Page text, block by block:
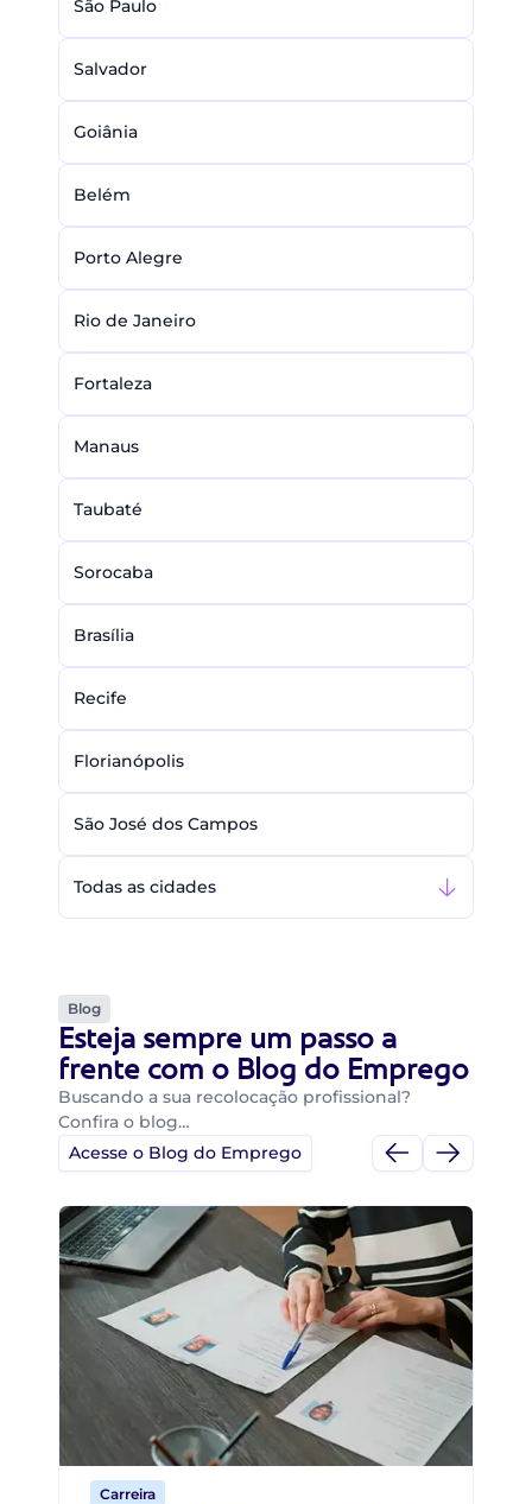
São Paulo
Salvador
Goiânia
Belém
Porto Alegre
Rio de Janeiro
Fortaleza
Manaus
Taubaté
Sorocaba
Brasília
Recife
Florianópolis
São José dos Campos
Todas as cidades
Blog
Esteja sempre um passo a
frente com o Blog do Emprego
Buscando a sua recolocação profissional?
Confira o blog…
Acesse o Blog do Emprego
Carreira